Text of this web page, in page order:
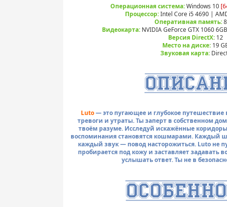
Операционная система:Windows 10
Процессор:Intel Core i5 4690 |
Оперативная память:
Видеокарта:NVIDIA GeForce GTX 1060
Версия DirectX: 12
Место на диске: 19
Звуковая карта:
Luto— это пугающее и глубокое путешествие
тревоги и утраты. Ты заперт в собственном
твоём разуме. Исследуй искажённые
воспоминания становятся кошмарами. Каждый
каждый звук — повод насторожиться. Luto не
пробирается под кожу и заставляет задавать
услышать ответ. Ты не в